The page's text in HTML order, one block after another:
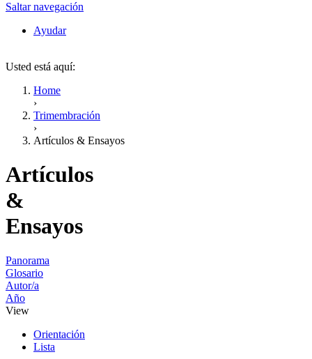
Saltar navegación
Ayudar
Usted está aquí:
Home
›
Trimembración
›
Artículos & Ensayos
Artículos
&
Ensayos
Panorama
Glosario
Autor/a
Año
View
Orientación
Lista